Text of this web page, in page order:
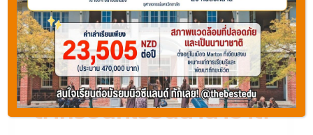
Fraser International
College วิทยาลัย
Pathway บนแคมปัส SFU
สำหรับนักเรียนนานาชาติ